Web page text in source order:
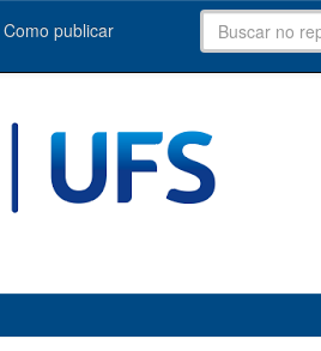
Como publicar